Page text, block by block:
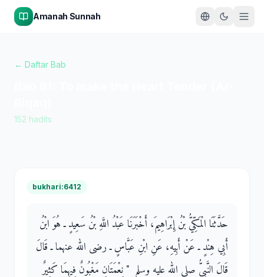
Amanah Sunnah
← Daftar Bab
152 hadits
bukhari:6412
حَدَّثَنَا الْمَكِّيُّ بْنُ إِبْرَاهِيمَ، أَخْبَرَنَا عَبْدُ اللَّهِ بْنُ سَعِيدٍ ـ هُوَ ابْنُ
أَبِي هِنْدٍ ـ عَنْ أَبِيهِ، عَنِ ابْنِ عَبَّاسٍ ـ رضى الله عنهما ـ قَالَ
قَالَ النَّبِيُّ صلى الله عليه وسلم ‏ "‏ نِعْمَتَانِ مَغْبُونٌ فِيهِمَا كَثِيرٌ